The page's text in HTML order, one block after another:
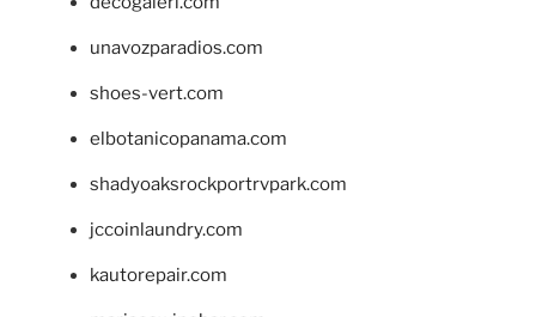
unavozparadios.com
shoes-vert.com
elbotanicopanama.com
shadyoaksrockportrvpark.com
jccoinlaundry.com
kautorepair.com